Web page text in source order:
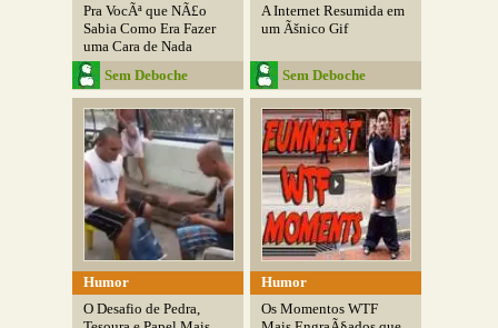
Pra VocÃª que NÃ£o
Sabia Como Era Fazer
uma Cara de Nada
Sem Deboche
A Internet Resumida em
um Ãšnico Gif
Sem Deboche
Humor
O Desafio de Pedra,
Humor
Os Momentos WTF